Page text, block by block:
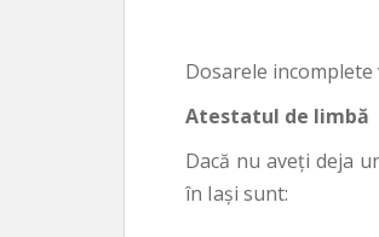
Dosarele
Atestatul de limbă
Dacă nu aveţi deja
în Iaşi sunt: